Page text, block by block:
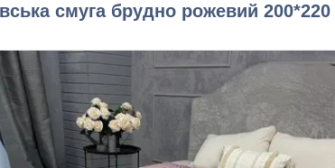
смуга брудно рожевий 200*220